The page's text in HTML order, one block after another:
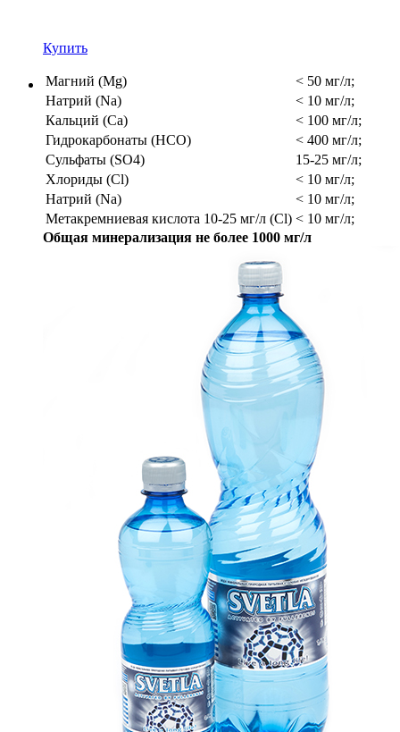
Купить
Магний (Mg)
< 50 мг/л;
Натрий (Na)
< 10 мг/л;
Кальций (Ca)
< 100 мг/л;
Гидрокарбонаты (HCO)
< 400 мг/л;
Сульфаты (SO4)
15-25 мг/л;
Хлориды (Cl)
< 10 мг/л;
Натрий (Na)
< 10 мг/л;
Метакремниевая кислота 10-25 мг/л (Cl) < 10 мг/л;
Общая минерализация не более 1000 мг/л